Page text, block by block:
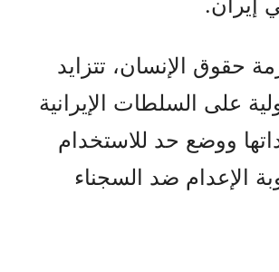
حقوق الإنسان، تتزايد
على السلطات الإيرانية
ووضع حد للاستخدام
الإعدام ضد السجناء